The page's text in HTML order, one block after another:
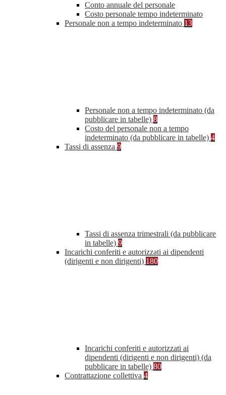
Conto annuale del personale
Costo personale tempo indeterminato
Personale non a tempo indeterminato 13
Personale non a tempo indeterminato (da
pubblicare in tabelle) 8
Costo del personale non a tempo
indeterminato (da pubblicare in tabelle) 4
Tassi di assenza 9
Tassi di assenza trimestrali (da pubblicare
in tabelle) 9
Incarichi conferiti e autorizzati ai dipendenti
(dirigenti e non dirigenti) 180
Incarichi conferiti e autorizzati ai
dipendenti (dirigenti e non dirigenti) (da
pubblicare in tabelle) 80
Contrattazione collettiva 4